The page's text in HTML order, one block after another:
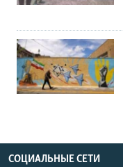
СОЦИАЛЬНЫЕ СЕТИ